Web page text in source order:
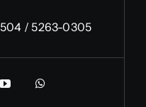
/ 5263-0305